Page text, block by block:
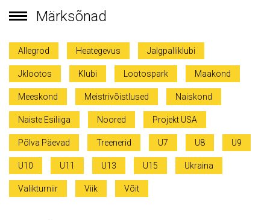
Märksõnad
Allegrod Heategevus Jalgpalliklubi
Jklootos Klubi Lootospark Maakond
Meeskond Meistrivõistlused Naiskond
Naiste Esiliiga Noored Projekt USA
Põlva Päevad Treenerid U7 U8 U9
U10 U11 U13 U15 Ukraina
Valikturniir Viik Võit